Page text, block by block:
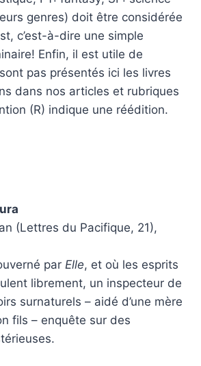
genres) doit être considérée
c’est-à-dire une simple
Enfin, il est utile de
pas présentés ici les livres
dans nos articles et rubriques
(R) indique une réédition.
(Lettres du Pacifique, 21),
par Elle, et où les esprits
librement, un inspecteur de
surnaturels – aidé d’une mère
fils – enquête sur des